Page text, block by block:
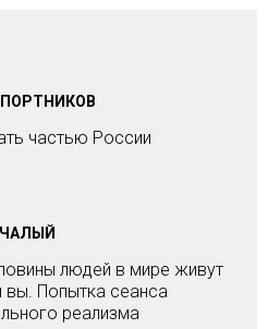
частью России
людей в мире живут
вы. Попытка сеанса
реализма